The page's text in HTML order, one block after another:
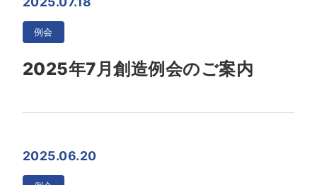
例会
2025年7月創造例会のご案内
2025.06.20